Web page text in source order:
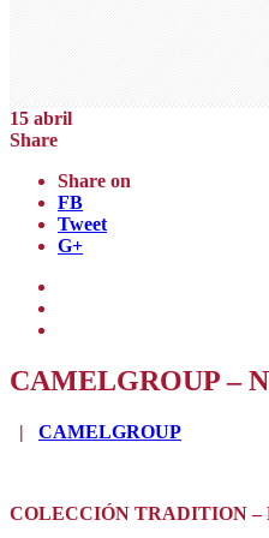
15 abril
Share
Share on
FB
Tweet
G+
CAMELGROUP –
| CAMELGROUP
COLECCIÓN TRADITION